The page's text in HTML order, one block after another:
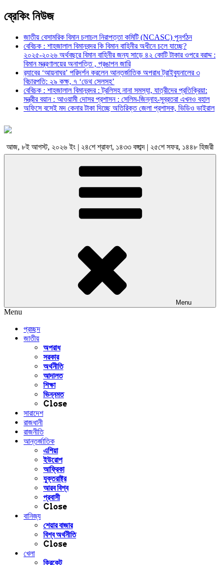
ব্রেকিং নিউজ
জাতীয় বেসামরিক বিমান চলাচল নিরাপত্তা কমিটি (NCASC) পুনর্গঠন
বেবিচক : শাহজালাল বিমানবন্দর কি বিমান বাহিনীর অধীনে চলে যাচ্ছে?
২০২৫-২০২৬ অর্থবছরে বিমান বাহিনীর জন্য সাড়ে ৪২ কোটি টাকার ওপরে বরাদ্দ :
বিমান মন্ত্রণালয়ের অনাপত্তি , প্রঙাপন জারি
র‍্যাবের ‘আয়নাঘর’ পরিদর্শন করলেন আন্তর্জাতিক অপরাধ ট্রাইব্যুনালের ৩
বিচারপতি: ২৯ কক্ষ, ৭ ‘ডেথ সেলসহ’
বেবিচক : শাহজালাল বিমানবন্দর : ট্রলিসহ নানা সমস্যা, যাত্রীদের প্রতিক্রিয়া:
মন্ত্রীর বয়ান : আওয়ামী দোসর প্রশাসন : সেলিম-জিন্নাহ-সুব্রতরা এখনও বহাল
অফিসে বসেই মদ কেনার টাকা দিচ্ছে অতিরিক্ত জেলা প্রশাসক, ভিডিও ভাইরাল
আজ, ৮ই আগস্ট, ২০২৬ ইং | ২৪শে শ্রাবণ, ১৪৩৩ বঙ্গাব্দ | ২৫শে সফর, ১৪৪৮ হিজরী
Menu
Menu
প্রচ্ছদ
জাতীয়
অপরাধ
সরকার
অর্থনীতি
আদালত
শিক্ষা
ভিন্নমত
Close
সারাদেশ
রাজধানী
রাজনীতি
আন্তর্জাতিক
এশিয়া
ইউরোপ
আফ্রিকা
যুক্তরাষ্ট্র
আরব বিশ্ব
প্রবাসী
Close
বানিজ্য
শেয়ার বাজার
বিশ্ব অর্থনীতি
Close
খেলা
ক্রিকেট